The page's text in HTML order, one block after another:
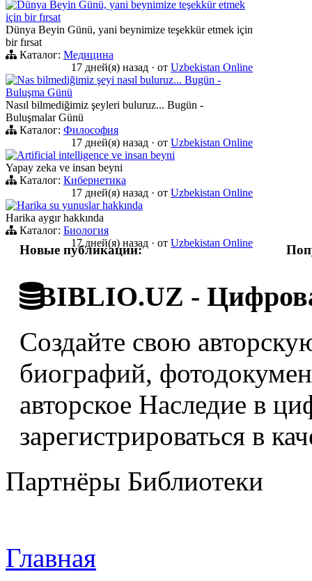
Dünya Beyin Günü, yani beynimize teşekkür etmek
için bir fırsat
Dünya Beyin Günü, yani beynimize teşekkür etmek için
bir fırsat
Каталог: Медицина
17 дней(я) назад · от Uzbekistan Online
Nas bilmediğimiz şeyi nasıl buluruz... Bugün -
Buluşma Günü
Nasıl bilmediğimiz şeyleri buluruz... Bugün -
Buluşmalar Günü
Каталог: Философия
17 дней(я) назад · от Uzbekistan Online
Artificial intelligence ve insan beyni
Yapay zeka ve insan beyni
Каталог: Кибернетика
17 дней(я) назад · от Uzbekistan Online
Harika su yunuslar hakkında
Harika aygır hakkında
Каталог: Биология
17 дней(я) назад · от Uzbekistan Online
Новые публикации:
BIBLIO.UZ -
Создайте свою
биографий,
авторское Наследие в
зарегистрироваться в
Партнёры Библиотеки
Главная